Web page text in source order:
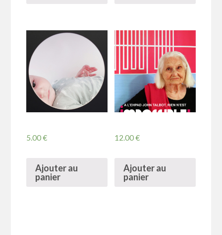
5.00€
Ajouter au
panier
12.00€
Ajouter au
panier